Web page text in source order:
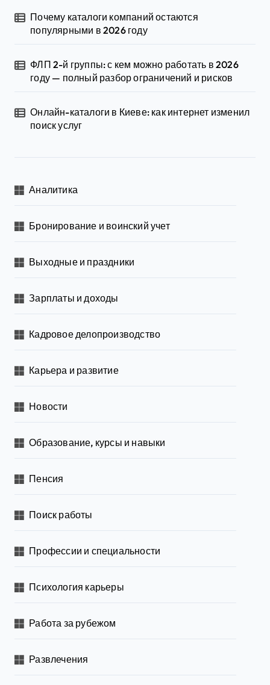
Почему каталоги компаний остаются
популярными в 2026 году
ФЛП 2-й группы: с кем можно работать в 2026
году — полный разбор ограничений и рисков
Онлайн-каталоги в Киеве: как интернет изменил
поиск услуг
Аналитика
Бронирование и воинский учет
Выходные и праздники
Зарплаты и доходы
Кадровое делопроизводство
Карьера и развитие
Новости
Образование, курсы и навыки
Пенсия
Поиск работы
Профессии и специальности
Психология карьеры
Работа за рубежом
Развлечения